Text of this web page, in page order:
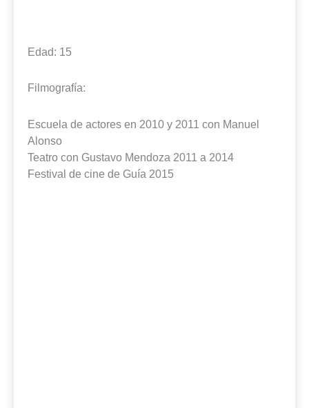
Edad: 15
Filmografía:
Escuela de actores en 2010 y 2011 con Manuel
Alonso
Teatro con Gustavo Mendoza 2011 a 2014
Festival de cine de Guía 2015